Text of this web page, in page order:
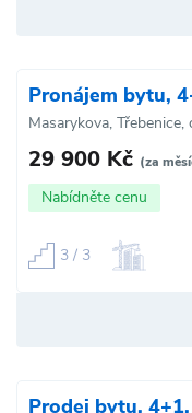
Pronájem bytu,
Masarykova,
29 900 Kč (za
Nabídněte cenu
3 / 3
Prodej bytu,